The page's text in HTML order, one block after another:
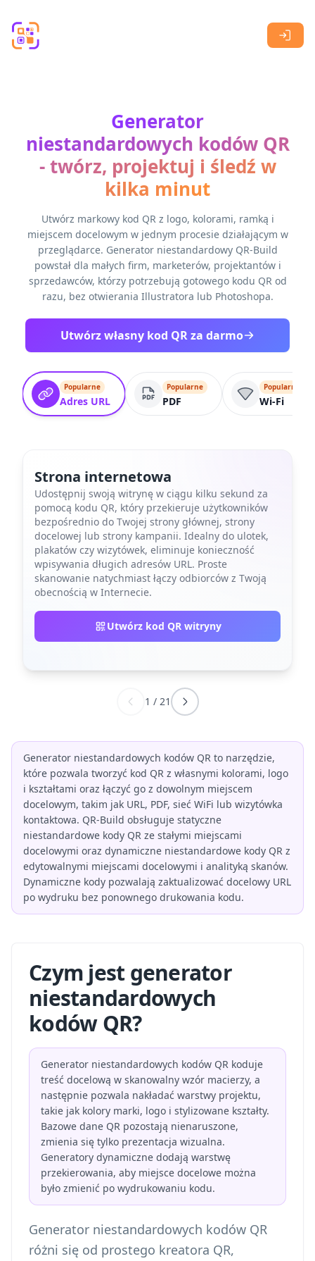
Generator
niestandardowych kodów QR
- twórz, projektuj i śledź w
kilka minut
Utwórz markowy kod QR z logo, kolorami, ramką i
miejscem docelowym w jednym procesie działającym w
przeglądarce. Generator niestandardowy QR-Build
powstał dla małych firm, marketerów, projektantów i
sprzedawców, którzy potrzebują gotowego kodu QR od
razu, bez otwierania Illustratora lub Photoshopa.
Utwórz własny kod QR za darmo
Popularne
Adres URL
Popularne
PDF
Popularne
Wi-Fi
Strona internetowa
Udostępnij swoją witrynę w ciągu kilku sekund za
pomocą kodu QR, który przekieruje użytkowników
bezpośrednio do Twojej strony głównej, strony
docelowej lub strony kampanii. Idealny do ulotek,
plakatów czy wizytówek, eliminuje konieczność
wpisywania długich adresów URL. Proste
skanowanie natychmiast łączy odbiorców z Twoją
obecnością w Internecie.
Utwórz kod QR witryny
1 / 21
Generator niestandardowych kodów QR to narzędzie,
które pozwala tworzyć kod QR z własnymi kolorami, logo
i kształtami oraz łączyć go z dowolnym miejscem
docelowym, takim jak URL, PDF, sieć WiFi lub wizytówka
kontaktowa. QR-Build obsługuje statyczne
niestandardowe kody QR ze stałymi miejscami
docelowymi oraz dynamiczne niestandardowe kody QR z
edytowalnymi miejscami docelowymi i analityką skanów.
Dynamiczne kody pozwalają zaktualizować docelowy URL
po wydruku bez ponownego drukowania kodu.
Czym jest generator
niestandardowych
kodów QR?
Generator niestandardowych kodów QR koduje
treść docelową w skanowalny wzór macierzy, a
następnie pozwala nakładać warstwy projektu,
takie jak kolory marki, logo i stylizowane kształty.
Bazowe dane QR pozostają nienaruszone,
zmienia się tylko prezentacja wizualna.
Generatory dynamiczne dodają warstwę
przekierowania, aby miejsce docelowe można
było zmienić po wydrukowaniu kodu.
Generator niestandardowych kodów QR
różni się od prostego kreatora QR,